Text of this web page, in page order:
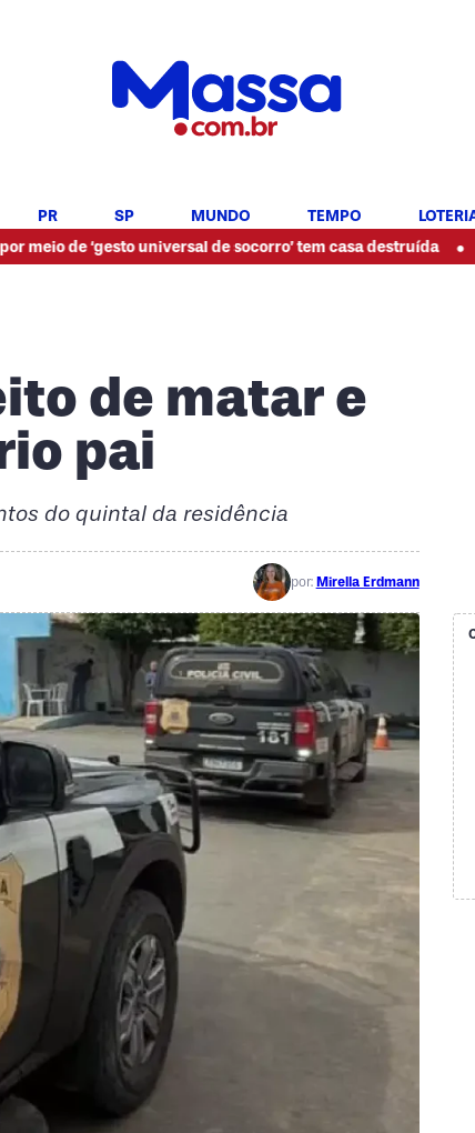
PR SP MUNDO TEMPO
universal de socorro’ tem casa destruída • Paraná
de matar e
pai
do quintal da residência
por: Mirella Erdmann